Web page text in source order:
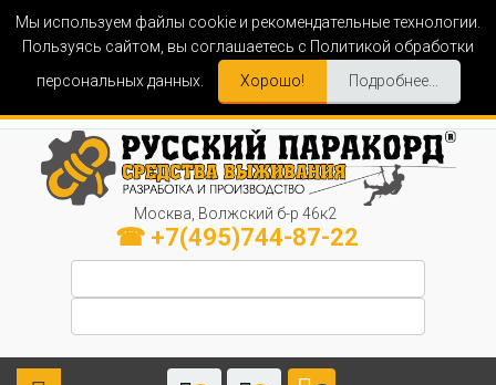
Мы используем файлы cookie и рекомендательные технологии.
Пользуясь сайтом, вы соглашаетесь с Политикой обработки
персональных данных.
Хорошо! Подробнее...
Москва, Волжский б-р 46к2
☎ +7(495)744-87-22